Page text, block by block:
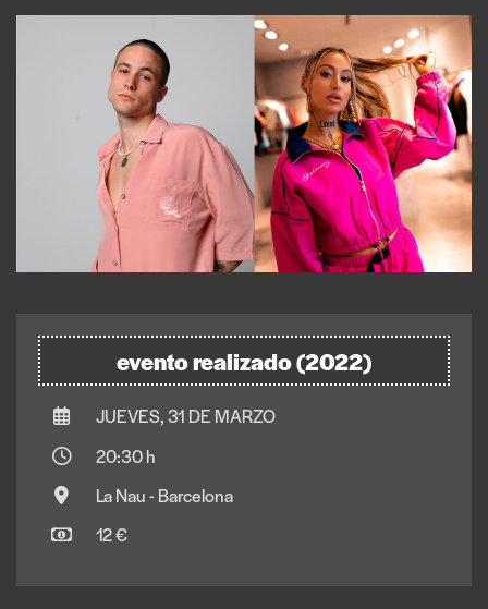
evento realizado (2022)
JUEVES, 31 DE MARZO
20:30 h
La Nau - Barcelona
12 €